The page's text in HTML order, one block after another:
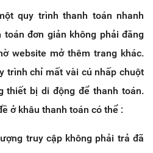
quy trình thanh toán nhanh
đơn giản không phải đăng
website mở thêm trang khác.
trình chỉ mất vài cú nhấp chuột
thiết bị di động để thanh toán.
ở khâu thanh toán có thể :
truy cập không phải trả đã